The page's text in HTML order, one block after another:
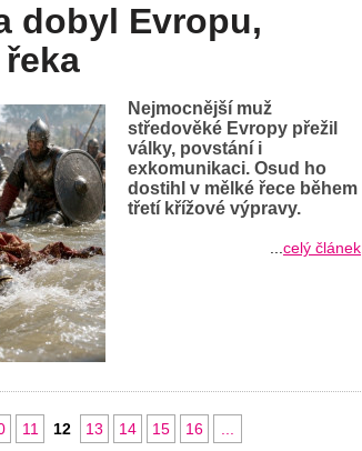
dobyl Evropu,
Nejmocnější muž
středověké Evropy přežil
války, povstání i
exkomunikaci. Osud ho
dostihl v mělké řece během
třetí křížové výpravy.
...celý článek
11 12 13 14 15 16